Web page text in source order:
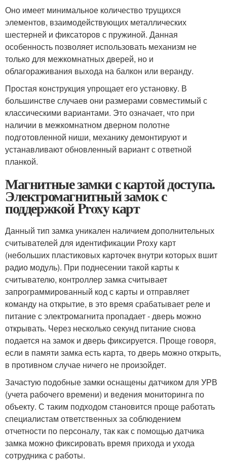
Оно имеет минимальное количество трущихся
элементов, взаимодействующих металлических
шестерней и фиксаторов с пружиной. Данная
особенность позволяет использовать механизм не
только для межкомнатных дверей, но и
облагораживания выхода на балкон или веранду.
Простая конструкция упрощает его установку. В
большинстве случаев они размерами совместимый с
классическими вариантами. Это означает, что при
наличии в межкомнатном дверном полотне
подготовленной ниши, механику демонтируют и
устанавливают обновленный вариант с ответной
планкой.
Магнитные замки с картой доступа.
Электромагнитный замок с
поддержкой Proxy карт
Данный тип замка уникален наличием дополнительных
считывателей для идентификации Proxy карт
(небольших пластиковых карточек внутри которых вшит
радио модуль). При поднесении такой карты к
считывателю, контроллер замка считывает
запрограммированный код с карты и отправляет
команду на открытие, в это время срабатывает реле и
питание с электромагнита пропадает - дверь можно
открывать. Через несколько секунд питание снова
подается на замок и дверь фиксируется. Проще говоря,
если в памяти замка есть карта, то дверь можно открыть,
в противном случае ничего не произойдет.
Зачастую подобные замки оснащены датчиком для УРВ
(учета рабочего времени) и ведения мониторинга по
объекту. С таким подходом становится проще работать
специалистам ответственных за соблюдением
отчетности по персоналу, так как с помощью датчика
замка можно фиксировать время прихода и ухода
сотрудника с работы.